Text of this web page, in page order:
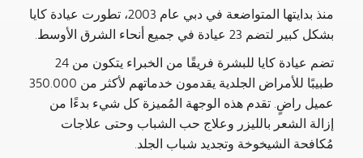
منذ بدايتها المتواضعة في دبي عام 2003، تطورت عيادة كايا
بشكل كبير لتضم 23 عيادة في جميع أنحاء الشرق الأوسط.
تضم عيادة كايا للبشرة فريقًا من الخبراء يتكون من 24
طبيبًا للأمراض الجلدية يقدمون خدماتهم لأكثر من 350.000
عميل راضٍ. تقدم هذه الوجهة المُميزة كل شيء بدءًا من
إزالة الشعر بالليزر وعلاج حب الشباب وحتى علاجات
مُكافحة الشيخوخة وتجديد شباب الجلد.